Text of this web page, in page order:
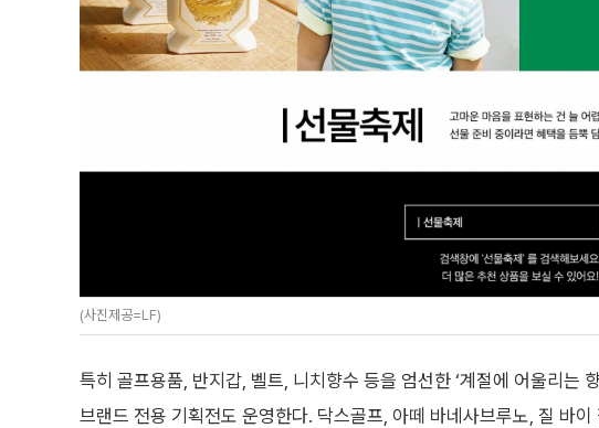
(사진제공=LF)
특히 골프용품, 반지갑, 벨트, 니치향수 등을 엄선한 ‘계절에 어울리는
브랜드 전용 기획전도 운영한다. 닥스골프, 아떼 바네사브루노, 질 바